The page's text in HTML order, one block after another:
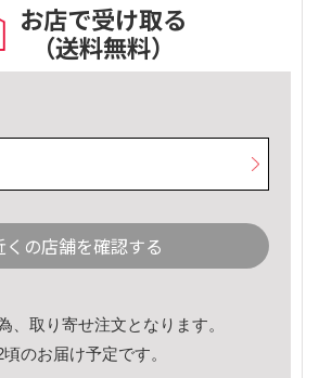
お店で受け取る
（送料無料）
くの店舗を確認する
、取り寄せ注文となります。
のお届け予定です。